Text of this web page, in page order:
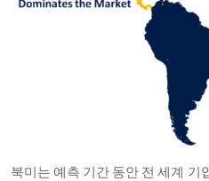
북미는 예측 기간 동안 전 세계 기